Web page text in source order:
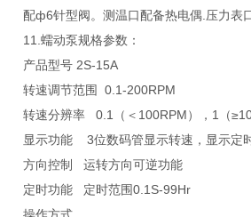
配ф6针型阀。测温口配备热电偶.压力表
11.蠕动泵规格参数：
产品型号 2S-15A
转速调节范围 0.1-200RPM
转速分辨率 0.1（＜100RPM），1（
显示功能 3位数码管显示转速，显示定
方向控制 运转方向可逆功能
定时功能 定时范围0.1S-99Hr